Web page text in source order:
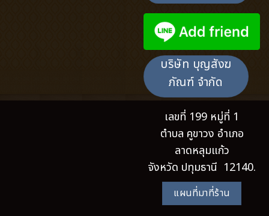
บริษัท บุญสังฆ
ภัณฑ์ จำกัด
เลขที่ 199 หมู่ที่ 1
ตำบล คูขาวง อำเภอ
ลาดหลุมแก้ว
จังหวัด ปทุมธานี 12140.
แผนที่มาที่ร้าน